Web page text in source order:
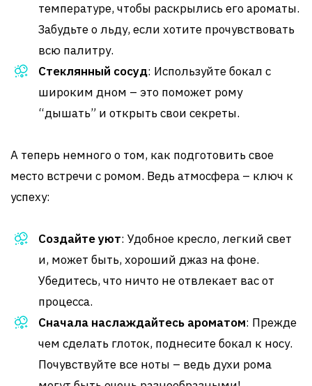
температуре, чтобы раскрылись его ароматы.
Забудьте о льду, если хотите прочувствовать
всю палитру.
Стеклянный сосуд: Используйте бокал с
широким дном – это поможет рому
“дышать” и открыть свои секреты.
А теперь немного о том, как подготовить свое
место встречи с ромом. Ведь атмосфера – ключ к
успеху:
Создайте уют: Удобное кресло, легкий свет
и, может быть, хороший джаз на фоне.
Убедитесь, что ничто не отвлекает вас от
процесса.
Сначала наслаждайтесь ароматом: Прежде
чем сделать глоток, поднесите бокал к носу.
Почувствуйте все ноты – ведь духи рома